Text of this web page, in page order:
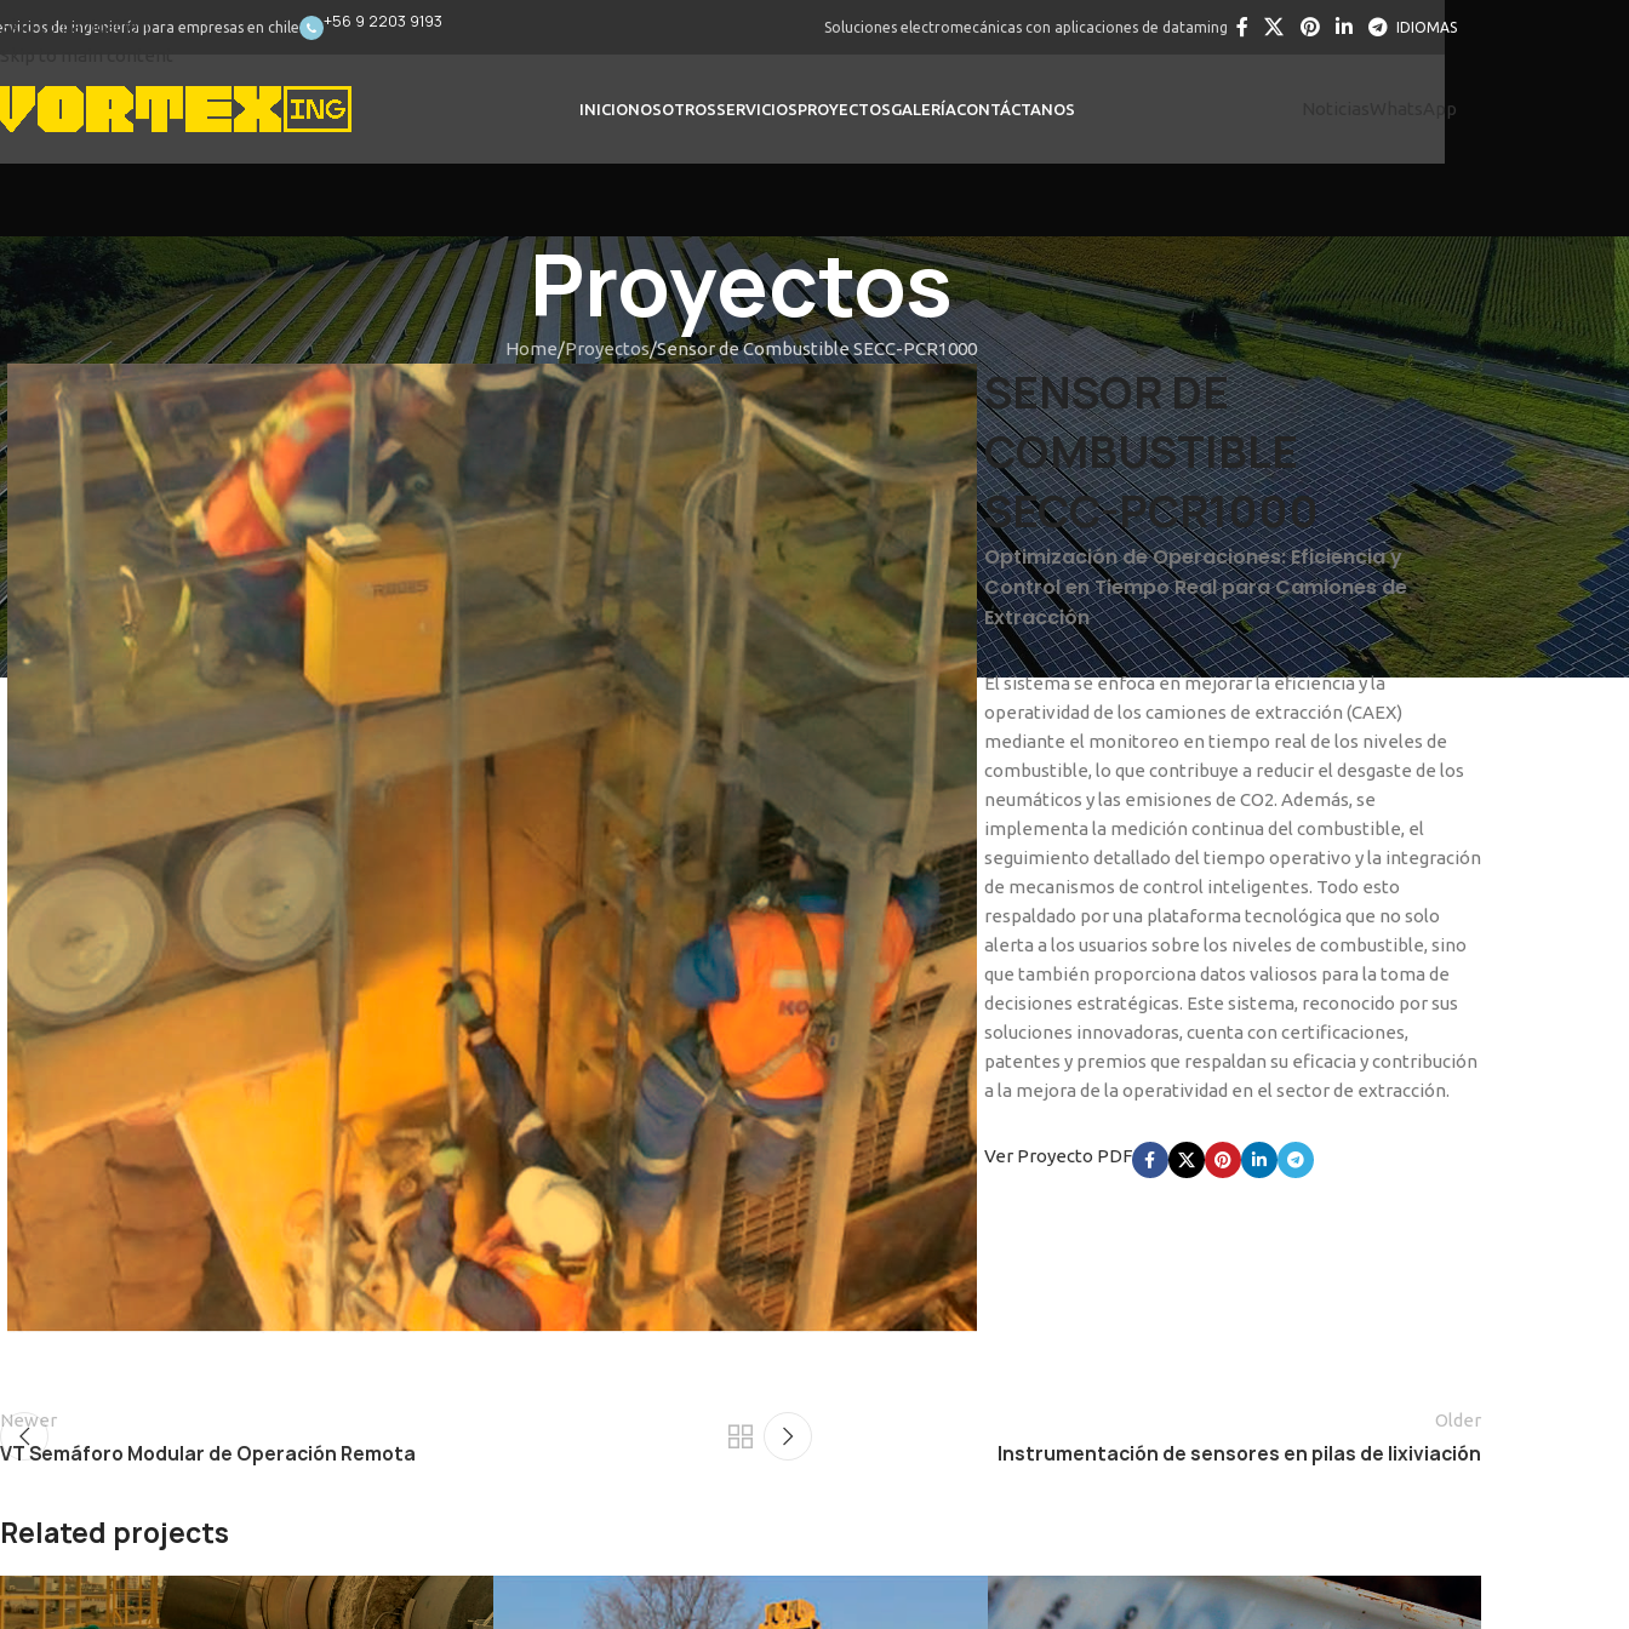
Skip to navigation
de ingeniería para empresas en chile +56 9 2203 9193 Soluciones electromecánicas con aplicaciones de dataming IDIOMAS
INICIONOSOTROSSERVICIOSPROYECTOSGALERÍACONTÁCTANOS WhatsApp
Proyectos
Home Proyectos Sensor de Combustible SECC-PCR1000
SENSOR DE
COMBUSTIBLE
SECC-PCR1000
Optimización de Operaciones: Eficiencia y
Control en Tiempo Real para Camiones de
Extracción
El sistema se enfoca en mejorar la eficiencia y la
operatividad de los camiones de extracción (CAEX)
mediante el monitoreo en tiempo real de los niveles de
combustible, lo que contribuye a reducir el desgaste de los
neumáticos y las emisiones de CO2. Además, se
implementa la medición continua del combustible, el
seguimiento detallado del tiempo operativo y la integración
de mecanismos de control inteligentes. Todo esto
respaldado por una plataforma tecnológica que no solo
alerta a los usuarios sobre los niveles de combustible, sino
que también proporciona datos valiosos para la toma de
decisiones estratégicas. Este sistema, reconocido por sus
soluciones innovadoras, cuenta con certificaciones,
patentes y premios que respaldan su eficacia y contribución
a la mejora de la operatividad en el sector de extracción.
Ver Proyecto PDF
Newer
VT Semáforo Modular de Operación Remota
Older
Instrumentación de sensores en pilas de lixiviación
Related projects